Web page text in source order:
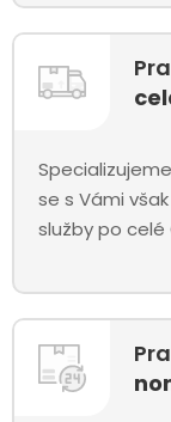
se s Vámi
služby po celé